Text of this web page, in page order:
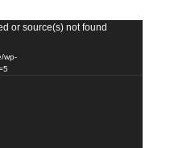
or source(s) not found
wp-